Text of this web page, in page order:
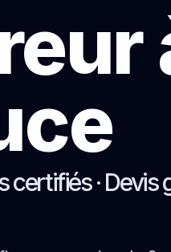
· Devis